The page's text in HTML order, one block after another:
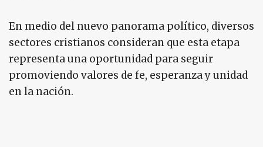
En medio del nuevo panorama político, diversos
sectores cristianos consideran que esta etapa
representa una oportunidad para seguir
promoviendo valores de fe, esperanza y unidad
en la nación.